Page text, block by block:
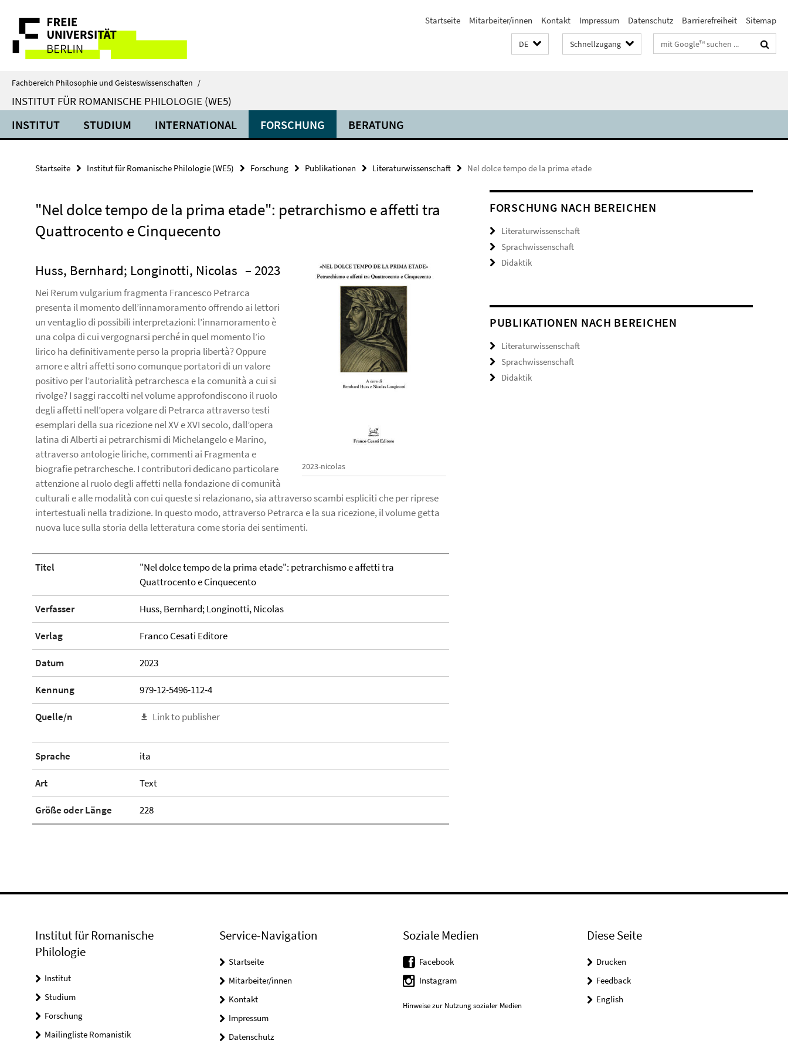
direkt
Inhalt
Service-
Navigation
Startseite Mitarbeiter/innen Kontakt Impressum Datenschutz Barrierefreiheit Sitemap
DE Schnellzugang Suchbegriffe
Fachbereich Philosophie und Geisteswissenschaften /
INSTITUT FÜR ROMANISCHE PHILOLOGIE (WE5)
INSTITUT STUDIUM INTERNATIONAL FORSCHUNG BERATUNG
Startseite Institut für Romanische Philologie (WE5) Forschung Publikationen Literaturwissenschaft Nel dolce tempo de la prima etade
"Nel dolce tempo de la prima etade": petrarchismo e affetti tra
Quattrocento e Cinquecento
2023-nicolas
Huss, Bernhard; Longinotti, Nicolas – 2023
Nei Rerum vulgarium fragmenta Francesco Petrarca
presenta il momento dell’innamoramento offrendo ai lettori
un ventaglio di possibili interpretazioni: l’innamoramento è
una colpa di cui vergognarsi perché in quel momento l’io
lirico ha definitivamente perso la propria libertà? Oppure
amore e altri affetti sono comunque portatori di un valore
positivo per l’autorialità petrarchesca e la comunità a cui si
rivolge? I saggi raccolti nel volume approfondiscono il ruolo
degli affetti nell’opera volgare di Petrarca attraverso testi
esemplari della sua ricezione nel XV e XVI secolo, dall’opera
latina di Alberti ai petrarchismi di Michelangelo e Marino,
attraverso antologie liriche, commenti ai Fragmenta e
biografie petrarchesche. I contributori dedicano particolare
attenzione al ruolo degli affetti nella fondazione di comunità
culturali e alle modalità con cui queste si relazionano, sia attraverso scambi espliciti che per riprese
intertestuali nella tradizione. In questo modo, attraverso Petrarca e la sua ricezione, il volume getta
nuova luce sulla storia della letteratura come storia dei sentimenti.
Titel
"Nel dolce tempo de la prima etade": petrarchismo e affetti tra
Quattrocento e Cinquecento
Verfasser Huss, Bernhard; Longinotti, Nicolas
Verlag Franco Cesati Editore
Datum 2023
Kennung 979-12-5496-112-4
Quelle/n Link to publisher
Sprache ita
Art Text
Größe oder Länge 228
FORSCHUNG NACH BEREICHEN
Literaturwissenschaft
Sprachwissenschaft
Didaktik
PUBLIKATIONEN NACH BEREICHEN
Literaturwissenschaft
Sprachwissenschaft
Didaktik
Institut für Romanische
Philologie
Institut
Studium
Forschung
Mailingliste Romanistik
Service-Navigation
Startseite
Mitarbeiter/innen
Kontakt
Impressum
Datenschutz
Soziale Medien
Facebook
Instagram
Hinweise zur Nutzung sozialer Medien
Diese Seite
Drucken
Feedback
English